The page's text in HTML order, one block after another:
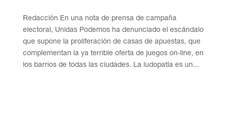
Redacción En una nota de prensa de campaña
electoral, Unidas Podemos ha denunciado el escándalo
que supone la proliferación de casas de apuestas, que
complementan la ya terrible oferta de juegos on-line, en
los barrios de todas las ciudades. La ludopatía es un...